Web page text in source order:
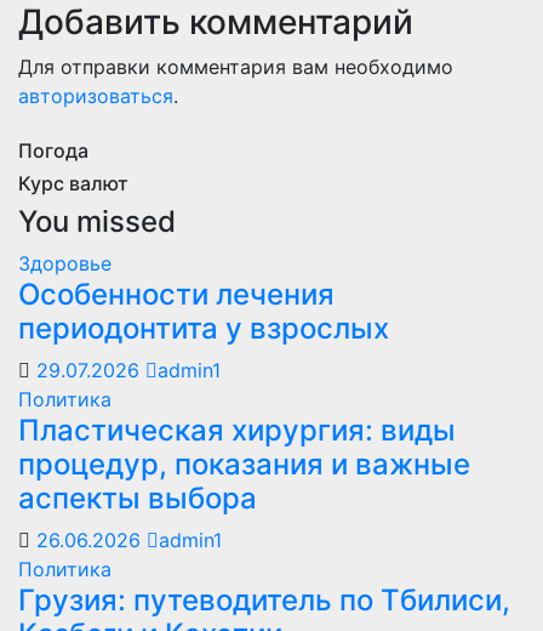
Добавить комментарий
Для отправки комментария вам необходимо
авторизоваться.
Погода
Курс валют
You missed
Здоровье
Особенности лечения
периодонтита у взрослых
29.07.2026
admin1
Политика
Пластическая хирургия: виды
процедур, показания и важные
аспекты выбора
26.06.2026
admin1
Политика
Грузия: путеводитель по Тбилиси,